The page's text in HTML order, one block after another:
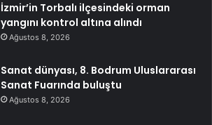
İzmir’in Torbalı ilçesindeki orman
yangını kontrol altına alındı
Ağustos 8, 2026
Sanat dünyası, 8. Bodrum Uluslararası
Sanat Fuarında buluştu
Ağustos 8, 2026